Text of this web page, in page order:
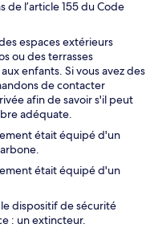
de l’article 155 du Code
espaces extérieurs
ou des terrasses
enfants. Si vous avez des
de contacter
afin de savoir s'il peut
adéquate.
était équipé d'un
était équipé d'un
dispositif de sécurité
: un extincteur.